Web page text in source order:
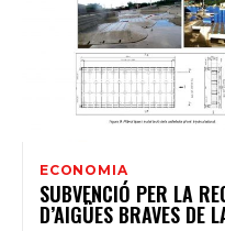
ECONOMIA
SUBVENCIÓ PER LA
D’AIGÜES BRAVES DE